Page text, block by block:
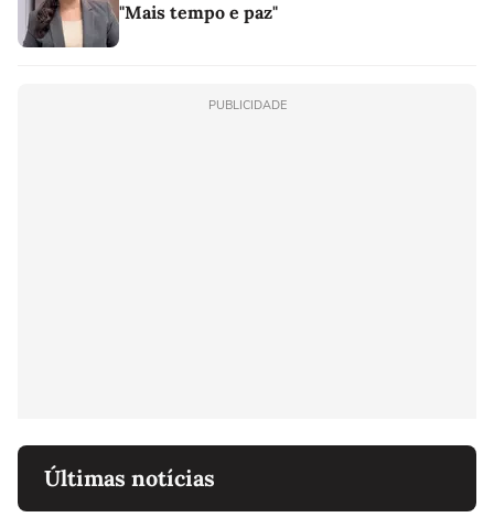
"Mais tempo e paz"
PUBLICIDADE
Últimas notícias